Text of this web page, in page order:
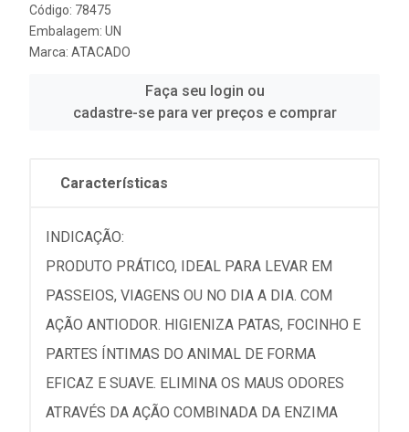
Código: 78475
Embalagem: UN
Marca: ATACADO
Faça seu login ou
cadastre-se para ver preços e comprar
Características
INDICAÇÃO:
PRODUTO PRÁTICO, IDEAL PARA LEVAR EM
PASSEIOS, VIAGENS OU NO DIA A DIA. COM
AÇÃO ANTIODOR. HIGIENIZA PATAS, FOCINHO E
PARTES ÍNTIMAS DO ANIMAL DE FORMA
EFICAZ E SUAVE. ELIMINA OS MAUS ODORES
ATRAVÉS DA AÇÃO COMBINADA DA ENZIMA